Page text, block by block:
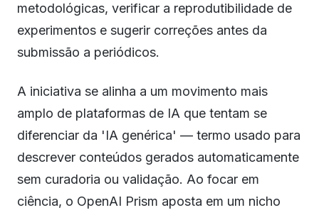
metodológicas, verificar a reprodutibilidade de
experimentos e sugerir correções antes da
submissão a periódicos.
A iniciativa se alinha a um movimento mais
amplo de plataformas de IA que tentam se
diferenciar da 'IA genérica' — termo usado para
descrever conteúdos gerados automaticamente
sem curadoria ou validação. Ao focar em
ciência, o OpenAI Prism aposta em um nicho